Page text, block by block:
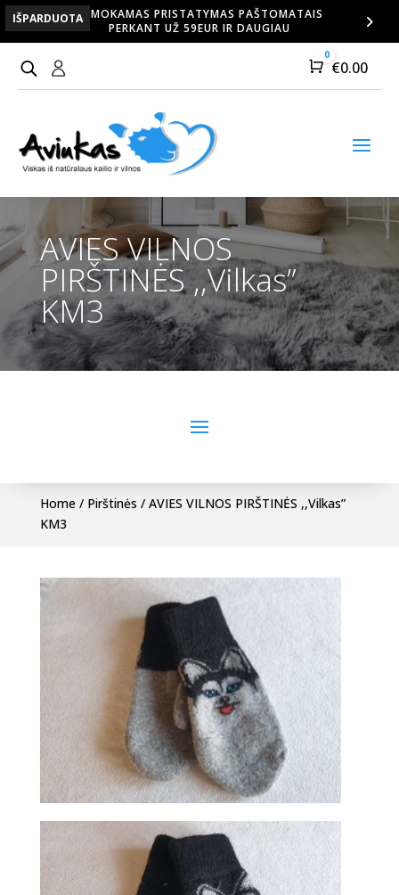
NEMOKAMAS PRISTATYMAS PAŠTOMATAIS
PERKANT UŽ 59EUR IR DAUGIAU
Cart
0
€0.00
IŠPARDUOTA
AVIES VILNOS
PIRŠTINĖS ,,Vilkas”
KM3
Home/ Pirštinės / AVIES VILNOS PIRŠTINĖS ,,Vilkas”
KM3